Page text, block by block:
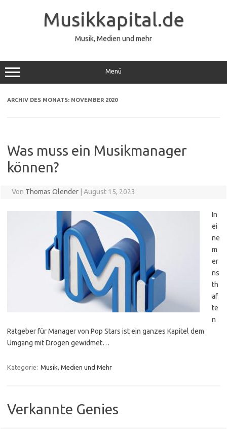
Musikkapital.de
Musik, Medien und mehr
Menü
ARCHIV DES MONATS: NOVEMBER 2020
Was muss ein Musikmanager
können?
Von Thomas Olender August 15, 2023
In
ei
ne
m
er
ns
th
af
te
n
Ratgeber für Manager von Pop Stars ist ein ganzes Kapitel dem
Umgang mit Drogen gewidmet…
Kategorie: Musik, Medien und Mehr
Verkannte Genies